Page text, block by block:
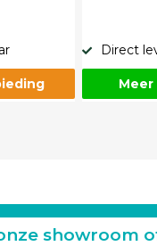
Direct
showroom